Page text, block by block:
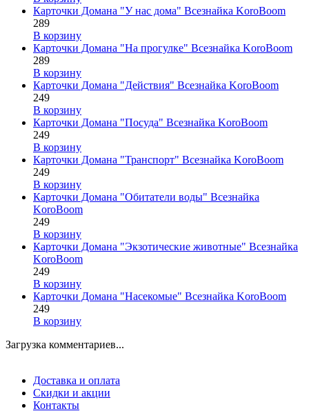
Карточки Домана "У нас дома" Всезнайка KoroBoom
289
В корзину
Карточки Домана "На прогулке" Всезнайка KoroBoom
289
В корзину
Карточки Домана "Действия" Всезнайка KoroBoom
249
В корзину
Карточки Домана "Посуда" Всезнайка KoroBoom
249
В корзину
Карточки Домана "Транспорт" Всезнайка KoroBoom
249
В корзину
Карточки Домана "Обитатели воды" Всезнайка
KoroBoom
249
В корзину
Карточки Домана "Экзотические животные" Всезнайка
KoroBoom
249
В корзину
Карточки Домана "Насекомые" Всезнайка KoroBoom
249
В корзину
Загрузка комментариев...
Доставка и оплата
Скидки и акции
Контакты